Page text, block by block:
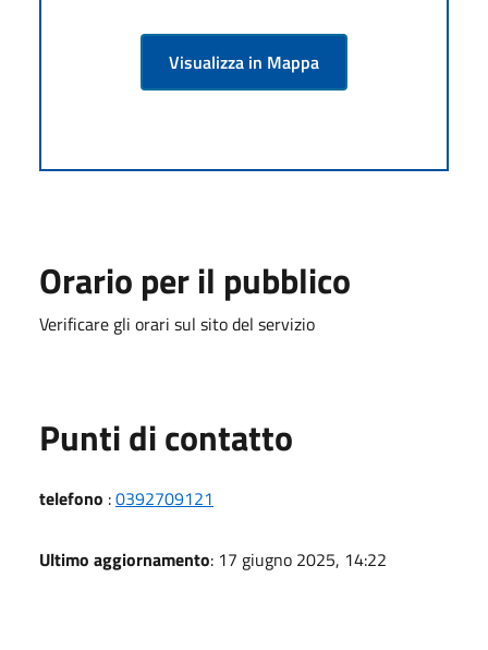
Visualizza in Mappa
Orario per il pubblico
Verificare gli orari sul sito del servizio
Punti di contatto
telefono :0392709121
Ultimo aggiornamento: 17 giugno 2025, 14:22